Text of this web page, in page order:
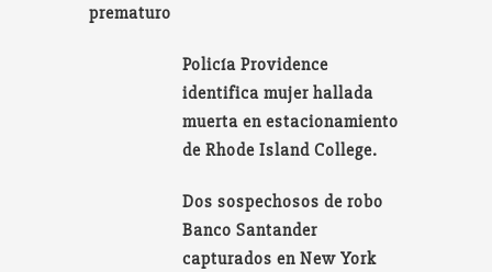
prematuro
Policía Providence
identifica mujer hallada
muerta en estacionamiento
de Rhode Island College.
Dos sospechosos de robo
Banco Santander
capturados en New York